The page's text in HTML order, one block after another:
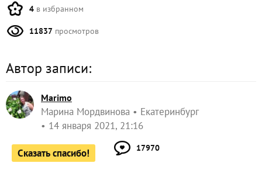
4 в избранном
11837 просмотров
Автор записи:
Marimo
Марина Мордвинова
Екатеринбург
14 января 2021, 21:16
Сказать спасибо! 17970